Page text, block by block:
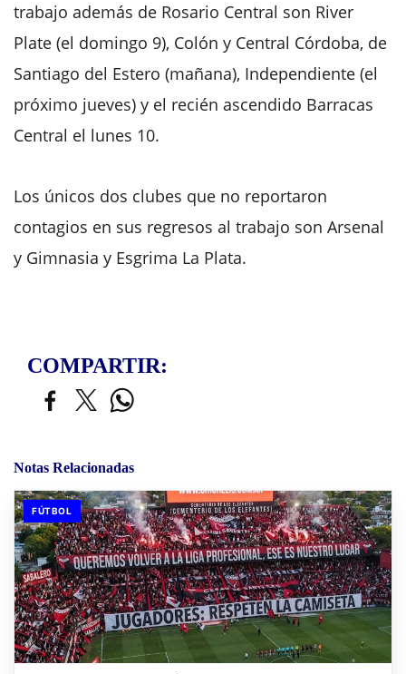
trabajo además de Rosario Central son River
Plate (el domingo 9), Colón y Central Córdoba, de
Santiago del Estero (mañana), Independiente (el
próximo jueves) y el recién ascendido Barracas
Central el lunes 10.
Los únicos dos clubes que no reportaron
contagios en sus regresos al trabajo son Arsenal
y Gimnasia y Esgrima La Plata.
COMPARTIR:
Notas Relacionadas
FÚTBOL